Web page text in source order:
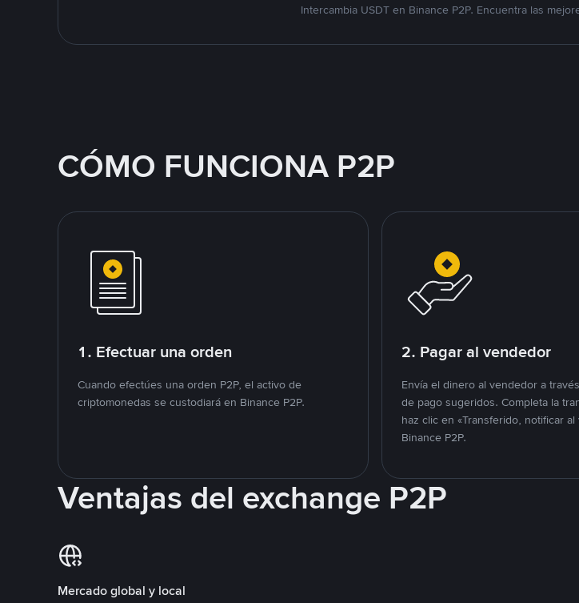
Intercambia USDT en Binance P2P. Encuentra las
CÓMO FUNCIONA P2P
1. Efectuar una orden
Cuando efectúes una orden P2P, el activo de
criptomonedas se custodiará en Binance P2P.
2. Pagar al vendedor
Envía el dinero al vendedor a
de pago sugeridos. Completa la
haz clic en «Transferido, notificar
Binance P2P.
Ventajas del exchange P2P
Mercado global y local